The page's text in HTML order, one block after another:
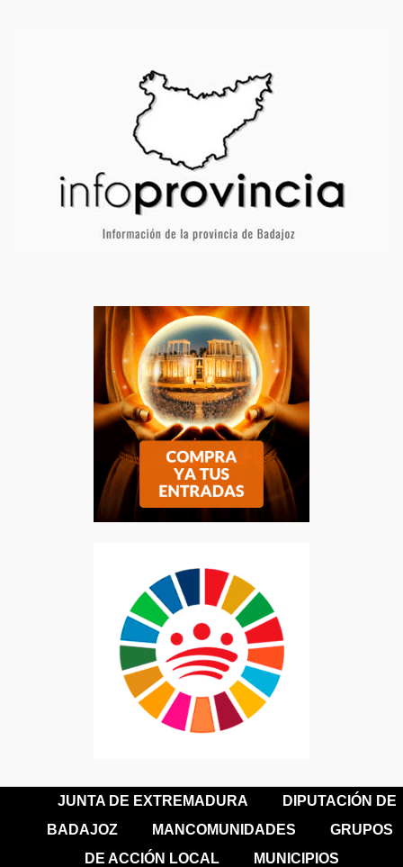
JUNTA DE EXTREMADURA
DIPUTACIÓN DE
BADAJOZ
MANCOMUNIDADES
GRUPOS
DE ACCIÓN LOCAL
MUNICIPIOS